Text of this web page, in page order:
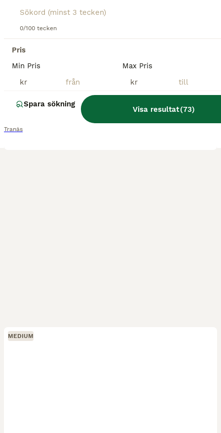
0/100 tecken
Pris
Min Pris
kr
Max Pris
kr
Spara sökning
Visa resultat(73)
Umeå
Sökes
Tranås
MEDIUM